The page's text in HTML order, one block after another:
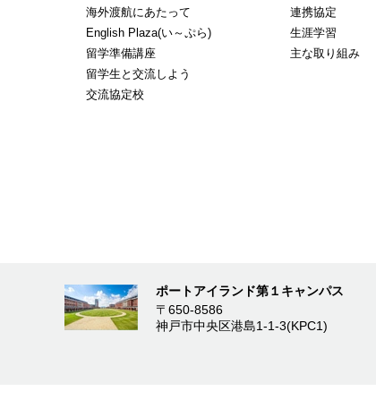
海外渡航にあたって
English Plaza(い～ぷら)
留学準備講座
留学生と交流しよう
交流協定校
連携協定
生涯学習
主な取り組み
ポートアイランド第１キャンパス
〒650-8586
神戸市中央区港島1-1-3(KPC1)